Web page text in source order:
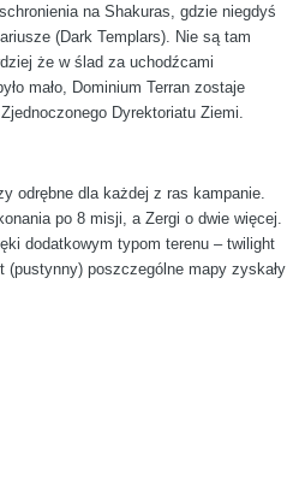
na Shakuras, gdzie niegdyś
(Dark Templars). Nie są tam
że w ślad za uchodźcami
mało, Dominium Terran zostaje
Dyrektoriatu Ziemi.
odrębne dla każdej z ras kampanie.
po 8 misji, a Zergi o dwie więcej.
dodatkowym typom terenu – twilight
(pustynny) poszczególne mapy zyskały